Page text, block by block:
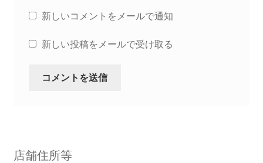
新しいコメントをメールで通知
新しい投稿をメールで受け取る
店舗住所等